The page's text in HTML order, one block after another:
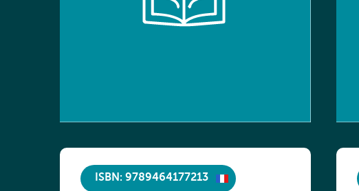
ISBN: 9789464177213